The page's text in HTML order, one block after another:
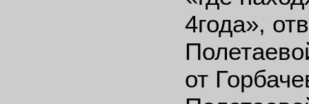
4года»,
от